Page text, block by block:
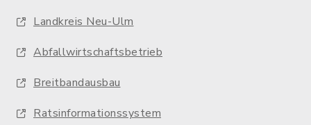
Landkreis Neu-Ulm
Abfallwirtschaftsbetrieb
Breitbandausbau
Ratsinformationssystem